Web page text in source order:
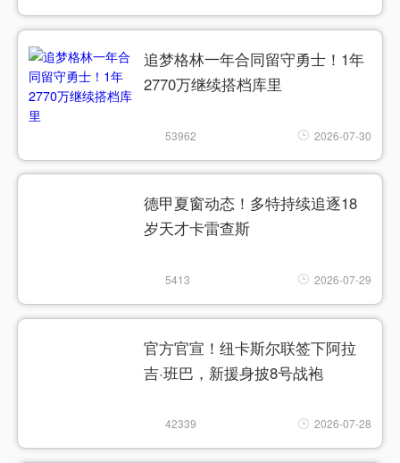
追梦格林一年合同留守勇士！1年
2770万继续搭档库里
53962 2026-07-30
德甲夏窗动态！多特持续追逐18
岁天才卡雷查斯
5413 2026-07-29
官方官宣！纽卡斯尔联签下阿拉
吉·班巴，新援身披8号战袍
42339 2026-07-28